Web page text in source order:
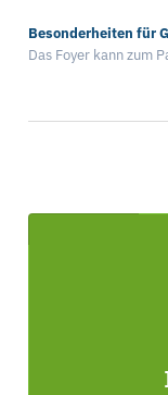
Besonderheiten für
Das Foyer kann zum